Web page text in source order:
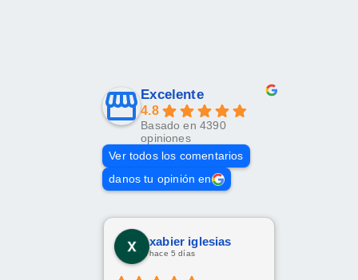
Excelente
4.8
Basado en 4390
opiniones
Ver todos los comentarios
danos tu opinión en
xabier iglesias
hace 5 días